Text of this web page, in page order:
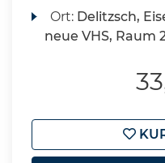
Ort: Delitzsch,
neue VHS, Raum